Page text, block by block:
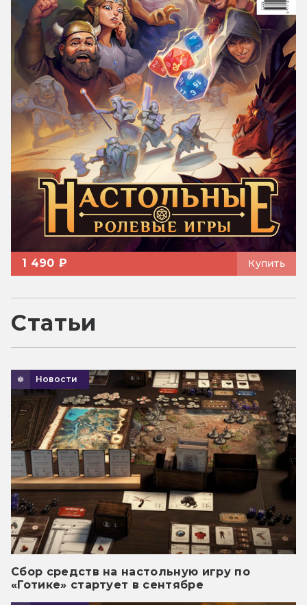
1 490 ₽ Купить
Статьи
Новости
Сбор средств на настольную игру по
«Готике» стартует в сентябре